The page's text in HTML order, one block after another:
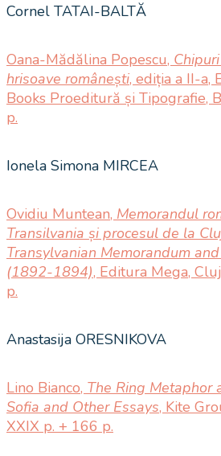
Cornel TATAI-BALTĂ
Oana-Mădălina Popescu,
hrisoave românești, ediția a II-a,
Books Proeditură și Tipografie,
p.
Ionela Simona MIRCEA
Ovidiu Muntean, Memorandul
Transilvania și procesul de la
Transylvanian Memorandum
(1892-1894), Editura Mega,
p.
Anastasija ORESNIKOVA
Lino Bianco, The Ring Metaphor
Sofia and Other Essays, Kite
XXIX p. + 166 p.